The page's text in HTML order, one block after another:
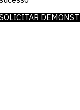
comerciais
Buy-side
Empresas
potencial e
crescimento
Webinars
SOLICITAR